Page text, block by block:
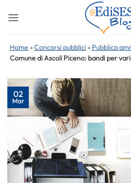
Home »Concorsi pubblici » Pubblica
Comune di Ascoli Piceno: bandi per
02
Mar